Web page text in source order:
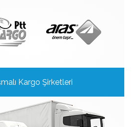
Kargo Şirketleri